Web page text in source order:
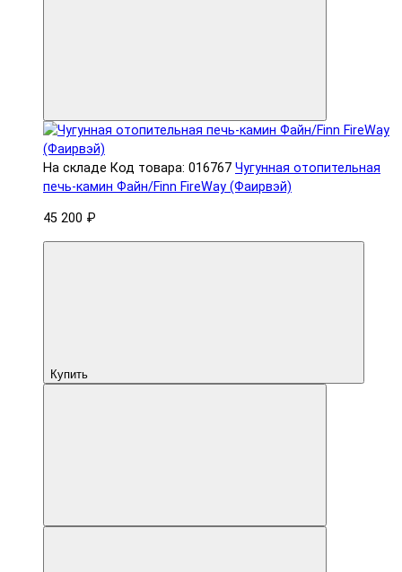
На складе Код товара: 016767 Чугунная отопительная
печь-камин Файн/Finn FireWay (Фаирвэй)
45 200 ₽
Купить